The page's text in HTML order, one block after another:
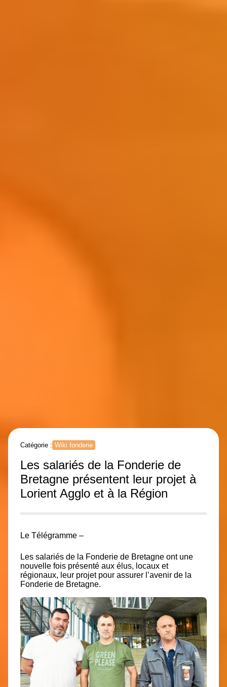
Catégorie : Wiki fonderie
Les salariés de la Fonderie de
Bretagne présentent leur projet à
Lorient Agglo et à la Région
Le Télégramme –
Les salariés de la Fonderie de Bretagne ont une
nouvelle fois présenté aux élus, locaux et
régionaux, leur projet pour assurer l’avenir de la
Fonderie de Bretagne.